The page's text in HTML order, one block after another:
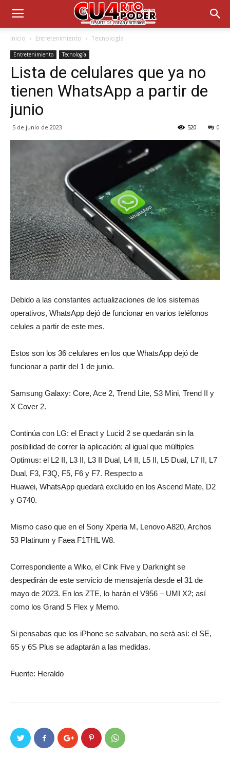
Inicio Entretenimiento Tecnología
Entretenimiento Tecnología
Lista de celulares que ya no
tienen WhatsApp a partir de
junio
5 de junio de 2023 0
520
Debido a las constantes actualizaciones de los sistemas
operativos, WhatsApp dejó de funcionar en varios teléfonos
celules a partir de este mes.
Estos son los 36 celulares en los que WhatsApp dejó de
funcionar a partir del 1 de junio.
Samsung Galaxy: Core, Ace 2, Trend Lite, S3 Mini, Trend II y
X Cover 2.
Continúa con LG: el Enact y Lucid 2 se quedarán sin la
posibilidad de correr la aplicación; al igual que múltiples
Optimus: el L2 II, L3 II, L3 II Dual, L4 II, L5 II, L5 Dual, L7 II, L7
Dual, F3, F3Q, F5, F6 y F7. Respecto a
Huawei, WhatsApp quedará excluido en los Ascend Mate, D2
y G740.
Mismo caso que en el Sony Xperia M, Lenovo A820, Archos
53 Platinum y Faea F1THL W8.
Correspondiente a Wiko, el Cink Five y Darknight se
despedirán de este servicio de mensajería desde el 31 de
mayo de 2023. En los ZTE, lo harán el V956 – UMI X2; así
como los Grand S Flex y Memo.
Si pensabas que los iPhone se salvaban, no será así: el SE,
6S y 6S Plus se adaptarán a las medidas.
Fuente: Heraldo